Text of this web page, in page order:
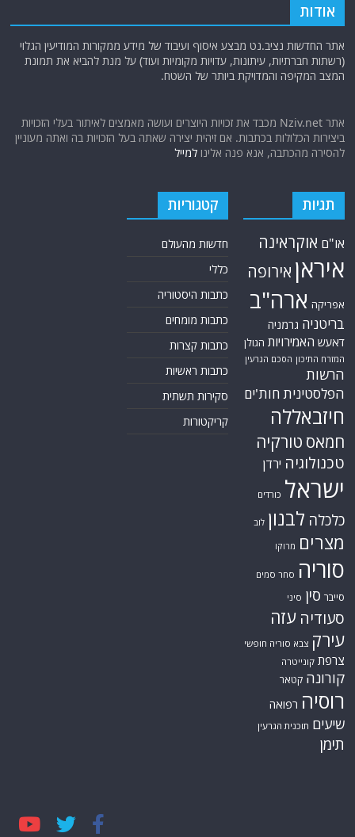
אודות
אתר החדשות נציב.נט מבצע איסוף ועיבוד של מידע ממקורות המודיעין הגלוי
(רשתות חברתיות, עיתונות, עדויות מקומיות ועוד) על מנת להביא את תמונת
המצב המקיפה והמדויקת ביותר של השטח.
אתר Nziv.net מכבד את זכויות היוצרים ועושה מאמצים לאיתור בעלי הזכויות
ביצירות הכלולות בכתבות. אם זיהית יצירה שאתה בעל הזכויות בה ואתה מעוניין
להסירה מהכתבה, אנא פנה אלינולמייל
תגיות
או"ם אוקראינה
איראן אירופה
אפריקה ארה"ב
בריטניה גרמניה
דאעש האמירויות הגולן
המזרח התיכון הסכם הגרעין
הרשות
הפלסטינית חות'ים
חיזבאללה
חמאס טורקיה
טכנולוגיה ירדן
ישראל כורדים
כלכלה לבנון לוב
מצרים מרוקו
סוריה סחר סמים
סייבר סין סיני
סעודיה עזה
עירק צבא סוריה חופשי
צרפת קונייטרה
קורונה קטאר
רוסיה רפואה
שיעים תוכנית הגרעין
תימן
קטגוריות
חדשות מהעולם
כללי
כתבות היסטוריה
כתבות מומחים
כתבות קצרות
כתבות ראשיות
סקירות תשתית
קריקטורות